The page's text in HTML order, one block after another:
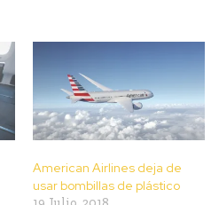
American Airlines deja de
usar bombillas de plástico